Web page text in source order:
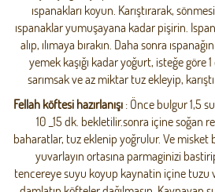
ıspanakları koyun. Karıştırarak,
ıspanaklar yumuşayana kadar pişirin.
alıp, ılımaya bırakın. Daha sonra
yemek kaşığı kadar yoğurt, isteğe göre
sarımsak ve az miktar tuz ekleyip,
Fellah köftesi hazırlanışı : Önce bulgur 1,5 su
10 _15 dk. bekletilir.sonra içine soğan
baharatlar, tuz eklenip yoğrulur. Ve misket
yuvarlayın ortasına parmaginizi
tencereye suyu koyup kaynatin içine tuzu